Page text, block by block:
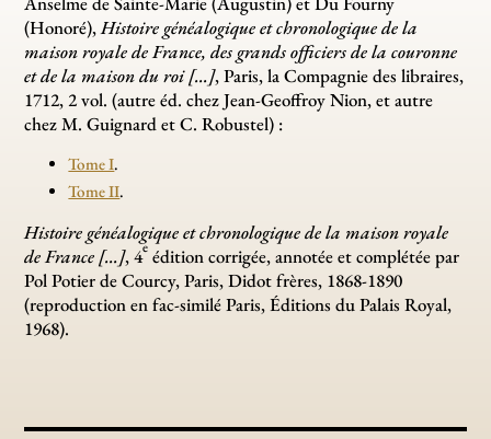
(Honoré),Histoire généalogique et chronologique de la
maison royale de France, des grands officiers de la couronne
et de la maison du roi [...], Paris, la Compagnie des libraires,
1712, 2 vol. (autre éd. chez Jean-Geoffroy Nion, et autre
chez M. Guignard et C. Robustel) :
Tome I.
Tome II.
Histoire généalogique et chronologique de la maison royale
de France [...], 4e édition corrigée, annotée et complétée par
Pol Potier de Courcy, Paris, Didot frères, 1868-1890
(reproduction en fac-similé Paris, Éditions du Palais Royal,
1968).